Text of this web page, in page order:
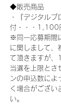
◆販売商品
・『デジタル
付・・・1,100
※同一応募期間
に関しまして、
て頂きますが
当選を上限とさ
ンの申込数によ
く場合がござい
い。